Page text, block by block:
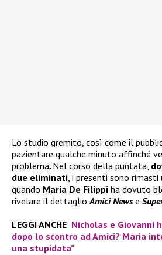
Lo studio gremito, così come il
pazientare qualche minuto affinché
problema. Nel corso della puntata,
due eliminati, i presenti sono
quando Maria De Filippi ha dovuto
rivelare il dettaglioAmici Newse
LEGGI ANCHE: Nicholas e Giovanni
dopo lo scontro ad Amici? Maria
una stupidata”